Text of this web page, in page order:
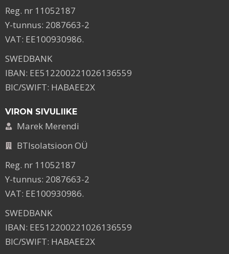
Reg. nr 11052187
Y-tunnus: 2087663-2
VAT: EE100930986.
SWEDBANK
IBAN: EE512200221026136559
BIC/SWIFT: HABAEE2X
VIRON SIVULIIKE
Marek Merendi
BTIsolatsioon OÜ
Reg. nr 11052187
Y-tunnus: 2087663-2
VAT: EE100930986.
SWEDBANK
IBAN: EE512200221026136559
BIC/SWIFT: HABAEE2X